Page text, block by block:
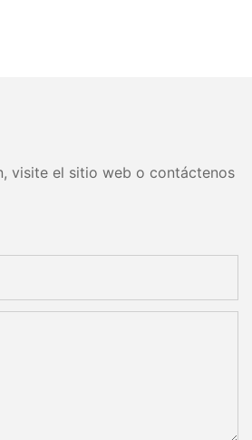
visite el sitio web o contáctenos